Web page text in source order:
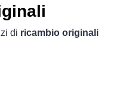
di ricambio originali